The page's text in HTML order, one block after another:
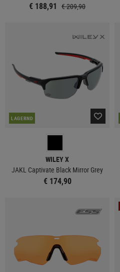
€ 188,91 € 209,90
LAGERND
WILEY X
JAKL Captivate Black Mirror Grey
€ 174,90